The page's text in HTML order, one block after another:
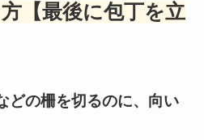
【最後に包丁を立
どの柵を切るのに、向い